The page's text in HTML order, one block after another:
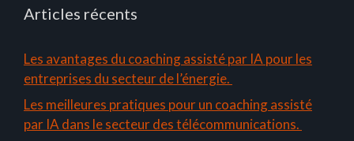
Articles récents
Les avantages du coaching assisté par IA pour les
entreprises du secteur de l’énergie.
Les meilleures pratiques pour un coaching assisté
par IA dans le secteur des télécommunications.